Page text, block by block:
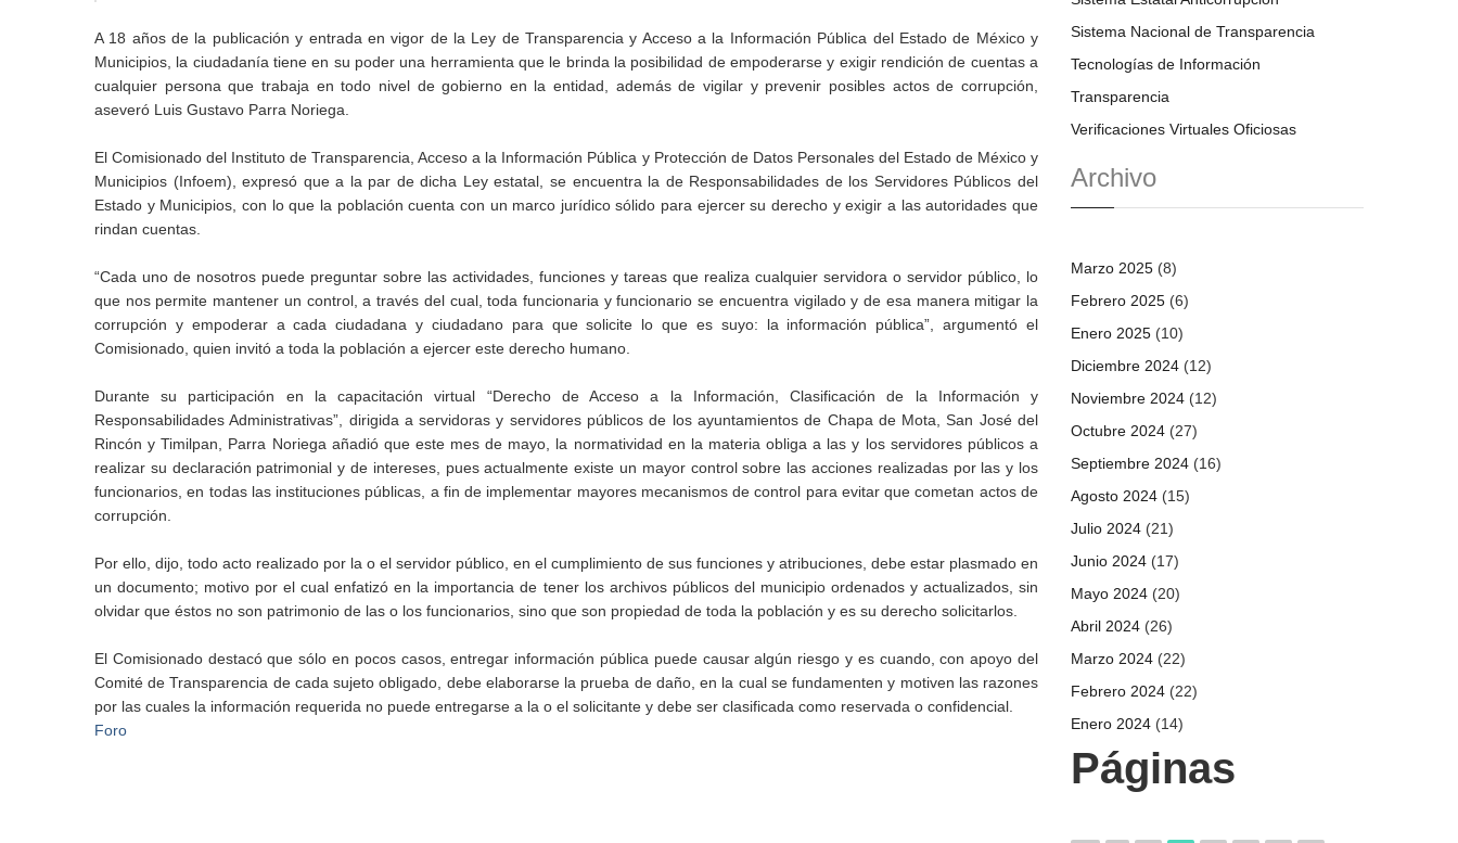
A 18 años de la publicación y entrada en vigor de la Ley de Transparencia y Acceso a la Información Pública del Estado de México y
Municipios, la ciudadanía tiene en su poder una herramienta que le brinda la posibilidad de empoderarse y exigir rendición de cuentas a
cualquier persona que trabaja en todo nivel de gobierno en la entidad, además de vigilar y prevenir posibles actos de corrupción,
aseveró Luis Gustavo Parra Noriega.
El Comisionado del Instituto de Transparencia, Acceso a la Información Pública y Protección de Datos Personales del Estado de México y
Municipios (Infoem), expresó que a la par de dicha Ley estatal, se encuentra la de Responsabilidades de los Servidores Públicos del
Estado y Municipios, con lo que la población cuenta con un marco jurídico sólido para ejercer su derecho y exigir a las autoridades que
rindan cuentas.
“Cada uno de nosotros puede preguntar sobre las actividades, funciones y tareas que realiza cualquier servidora o servidor público, lo
que nos permite mantener un control, a través del cual, toda funcionaria y funcionario se encuentra vigilado y de esa manera mitigar la
corrupción y empoderar a cada ciudadana y ciudadano para que solicite lo que es suyo: la información pública”, argumentó el
Comisionado, quien invitó a toda la población a ejercer este derecho humano.
Durante su participación en la capacitación virtual “Derecho de Acceso a la Información, Clasificación de la Información y
Responsabilidades Administrativas”, dirigida a servidoras y servidores públicos de los ayuntamientos de Chapa de Mota, San José del
Rincón y Timilpan, Parra Noriega añadió que este mes de mayo, la normatividad en la materia obliga a las y los servidores públicos a
realizar su declaración patrimonial y de intereses, pues actualmente existe un mayor control sobre las acciones realizadas por las y los
funcionarios, en todas las instituciones públicas, a fin de implementar mayores mecanismos de control para evitar que cometan actos de
corrupción.
Por ello, dijo, todo acto realizado por la o el servidor público, en el cumplimiento de sus funciones y atribuciones, debe estar plasmado en
un documento; motivo por el cual enfatizó en la importancia de tener los archivos públicos del municipio ordenados y actualizados, sin
olvidar que éstos no son patrimonio de las o los funcionarios, sino que son propiedad de toda la población y es su derecho solicitarlos.
El Comisionado destacó que sólo en pocos casos, entregar información pública puede causar algún riesgo y es cuando, con apoyo del
Comité de Transparencia de cada sujeto obligado, debe elaborarse la prueba de daño, en la cual se fundamenten y motiven las razones
por las cuales la información requerida no puede entregarse a la o el solicitante y debe ser clasificada como reservada o confidencial.
Foro
Sistema Nacional de Transparencia
Tecnologías de Información
Transparencia
Verificaciones Virtuales Oficiosas
Archivo
Marzo 2025 (8)
Febrero 2025 (6)
Enero 2025 (10)
Diciembre 2024 (12)
Noviembre 2024 (12)
Octubre 2024 (27)
Septiembre 2024 (16)
Agosto 2024 (15)
Julio 2024 (21)
Junio 2024 (17)
Mayo 2024 (20)
Abril 2024 (26)
Marzo 2024 (22)
Febrero 2024 (22)
Enero 2024 (14)
Páginas